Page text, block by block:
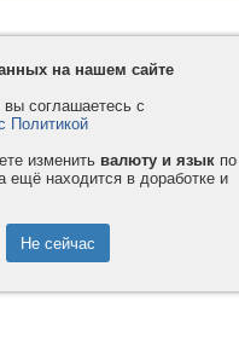
Privacy и Cookie
Правила и условия
Форумы
на нашем сайте
соглашаетесь с
Политикой
изменить валюту и язык по
ещё находится в доработке и